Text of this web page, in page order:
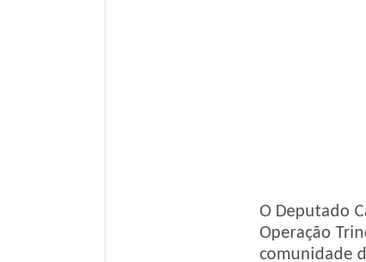
O Deputado
Operação
comunidade